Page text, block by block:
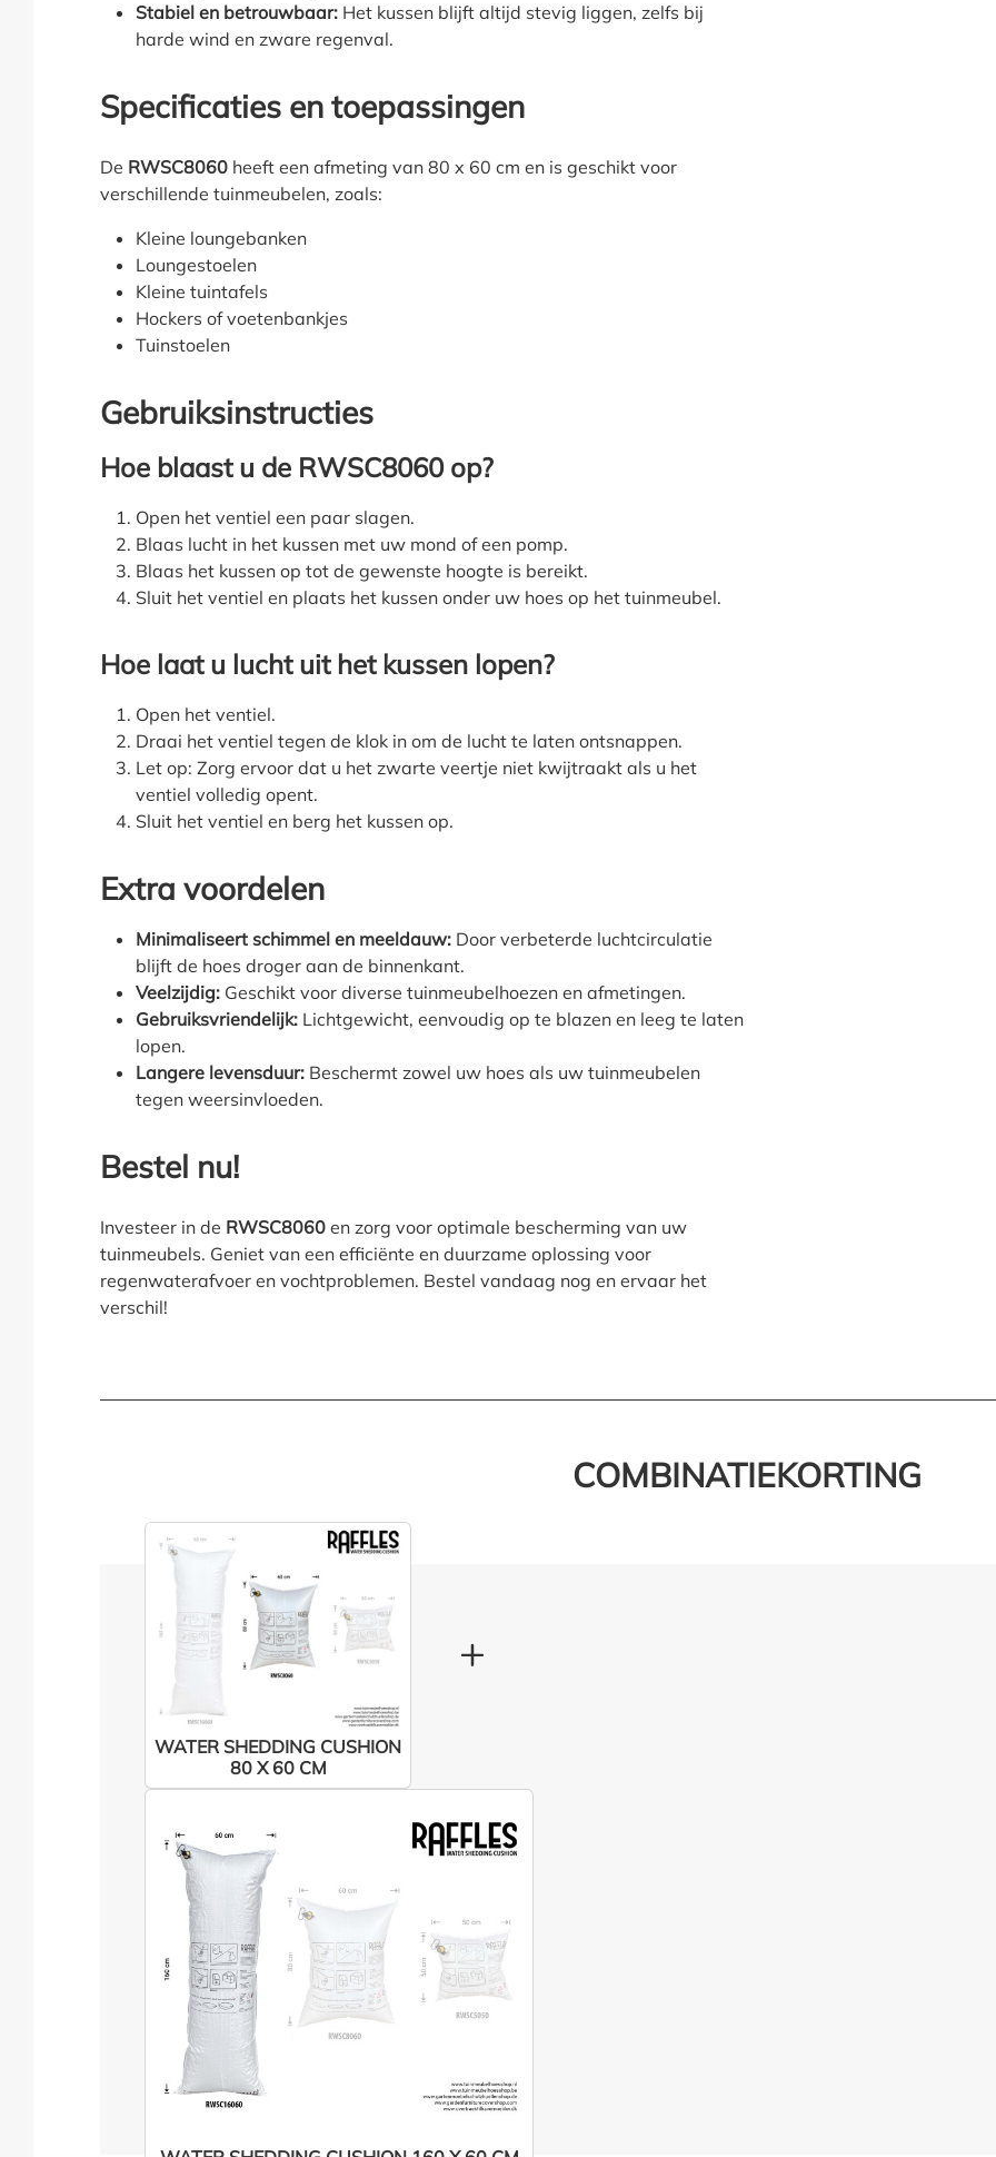
Stabiel en betrouwbaar: Het kussen blijft altijd stevig liggen, zelfs bij
harde wind en zware regenval.
Specificaties en toepassingen
De RWSC8060 heeft een afmeting van 80 x 60 cm en is geschikt voor
verschillende tuinmeubelen, zoals:
Kleine loungebanken
Loungestoelen
Kleine tuintafels
Hockers of voetenbankjes
Tuinstoelen
Gebruiksinstructies
Hoe blaast u de RWSC8060 op?
Open het ventiel een paar slagen.
Blaas lucht in het kussen met uw mond of een pomp.
Blaas het kussen op tot de gewenste hoogte is bereikt.
Sluit het ventiel en plaats het kussen onder uw hoes op het tuinmeubel.
Hoe laat u lucht uit het kussen lopen?
Open het ventiel.
Draai het ventiel tegen de klok in om de lucht te laten ontsnappen.
Let op: Zorg ervoor dat u het zwarte veertje niet kwijtraakt als u het
ventiel volledig opent.
Sluit het ventiel en berg het kussen op.
Extra voordelen
Minimaliseert schimmel en meeldauw: Door verbeterde luchtcirculatie
blijft de hoes droger aan de binnenkant.
Veelzijdig: Geschikt voor diverse tuinmeubelhoezen en afmetingen.
Gebruiksvriendelijk: Lichtgewicht, eenvoudig op te blazen en leeg te laten
lopen.
Langere levensduur: Beschermt zowel uw hoes als uw tuinmeubelen
tegen weersinvloeden.
Bestel nu!
Investeer in de RWSC8060 en zorg voor optimale bescherming van uw
tuinmeubels. Geniet van een efficiënte en duurzame oplossing voor
regenwaterafvoer en vochtproblemen. Bestel vandaag nog en ervaar het
verschil!
COMBINATIEKORTING
WATER SHEDDING CUSHION
80 X 60 CM